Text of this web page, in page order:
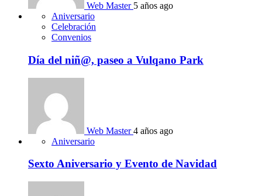
Web Master 5 años ago
Aniversario
Celebración
Convenios
Día del niñ@, paseo a Vulqano Park
Web Master 4 años ago
Aniversario
Sexto Aniversario y Evento de Navidad